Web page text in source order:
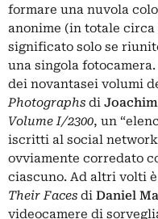
formare una nuvola
anonime (in totale circa
significato solo se
una singola
dei novantasei volumi
Photographs di
Volume I/2300, un
iscritti al social
ovviamente corredato
ciascuno. Ad altri volti
Their Faces di Daniel
videocamere di